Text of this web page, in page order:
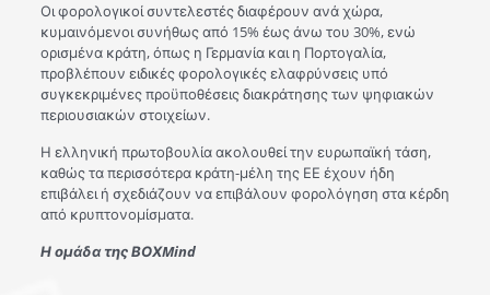
Οι φορολογικοί συντελεστές διαφέρουν ανά χώρα,
κυμαινόμενοι συνήθως από 15% έως άνω του 30%, ενώ
ορισμένα κράτη, όπως η Γερμανία και η Πορτογαλία,
προβλέπουν ειδικές φορολογικές ελαφρύνσεις υπό
συγκεκριμένες προϋποθέσεις διακράτησης των ψηφιακών
περιουσιακών στοιχείων.
Η ελληνική πρωτοβουλία ακολουθεί την ευρωπαϊκή τάση,
καθώς τα περισσότερα κράτη-μέλη της ΕΕ έχουν ήδη
επιβάλει ή σχεδιάζουν να επιβάλουν φορολόγηση στα κέρδη
από κρυπτονομίσματα.
Η ομάδα της ΒΟΧMind